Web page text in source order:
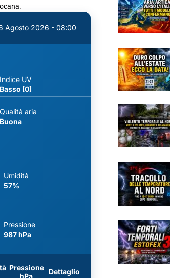
Agosto 2026 - 08:00
Indice UV
Basso [0]
Qualità aria
Buona
Umidità
57%
Pressione
987 hPa
Pressione
hPa
Dettaglio